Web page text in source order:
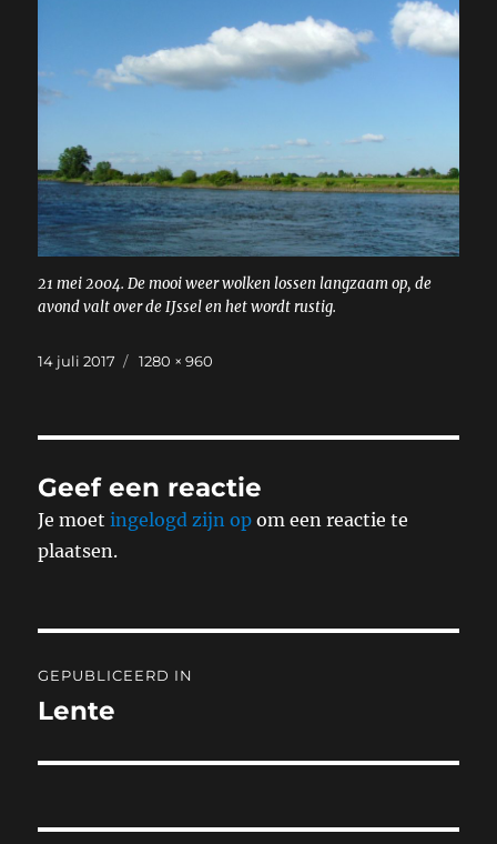
21 mei 2004. De mooi weer wolken lossen langzaam op, de
avond valt over de IJssel en het wordt rustig.
Geplaatst
14 juli 2017
Volledige
1280 × 960
Geef een reactie
Je moetingelogd zijn op om een reactie te
plaatsen.
navigatie
GEPUBLICEERD IN
Lente